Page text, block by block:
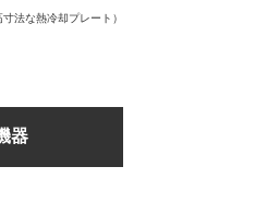
法な熱冷却プレート）
器